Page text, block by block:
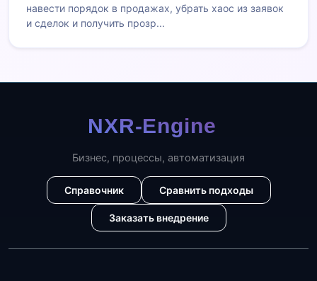
навести порядок в продажах, убрать хаос из заявок
и сделок и получить прозр...
Бизнес, процессы, автоматизация
Справочник Сравнить подходы
Заказать внедрение